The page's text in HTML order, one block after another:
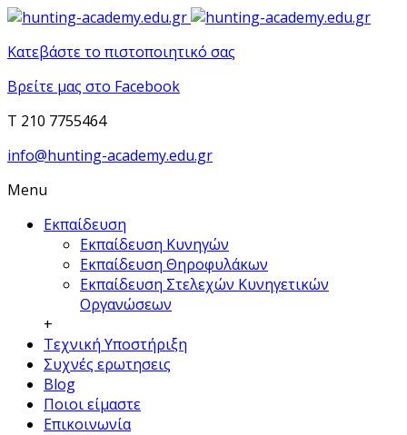
Κατεβάστε το πιστοποιητικό σας
Βρείτε μας στο Facebook
T 210 7755464
info@hunting-academy.edu.gr
Menu
Εκπαίδευση
Εκπαίδευση Κυνηγών
Εκπαίδευση Θηροφυλάκων
Εκπαίδευση Στελεχών Κυνηγετικών
Οργανώσεων
+
Τεχνική Υποστήριξη
Συχνές ερωτησεις
Blog
Ποιοι είμαστε
Επικοινωνία